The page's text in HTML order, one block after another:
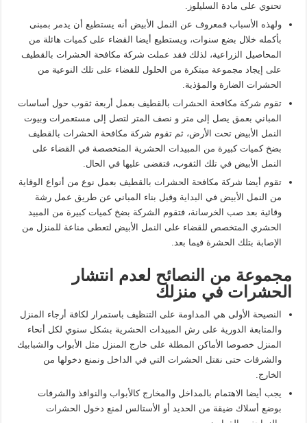
تحتوي على مادة السليلوز.
ولهذه الأسباب فمعروف عن النمل الأبيض أنه يستطيع أن يدمر بمبنى
بأكمله خلال بضع سنوات، ويستطيع أيضا القضاء على كميات هائلة من
المحاصيل الزراعية، لذلك فقد عملت شركة مكافحة الحشرات بالقطيف
على إيجاد مجموعة مبتكرة من الحلول للقضاء على تلك النوعية من
الحشرات الضارة والمؤذية.
تقوم شركة مكافحة الحشرات بالقطيف بعمل أربعة ثقوب حول أساسات
المباني بعمق يصل إلى متر و نصف المتر لتصل إلى مستعمرات وبيوت
النمل الأبيض تحت الأرض، ثم تقوم شركة مكافحة الحشرات بالقطيف
بضخ كميات كبيرة من المبيدات الحشرية المتخصصة في القضاء على
النمل الأبيض في تلك الثقوب، فتقضى عليها في الحال.
تقوم أيضا شركة مكافحة الحشرات بالقطيف بعمل نوع من أنواع الوقاية
من النمل الأبيض في البداية وقبل بناء المباني عن طريق عمل رشة
وقائية بعد صب الخرسانة، فتقوم الشركة بضخ كميات كبيرة من المبيد
الحشري المتخصص للقضاء على النمل الأبيض لتعطى مناعة للمنزل من
الإصابة بتلك الحشرة فيما بعد.
مجموعة من النصائح لعدم انتشار
الحشرات في منزلك
النصيحة الأولى هي المداومة على التنظيف باستمرار لكافة أرجاء المنزل
والمتابعة الدورية على رش المبيدات الحشرية بشكل سنوي لكل أنحاء
المنزل خصوصا الأماكن المطلة على خارج المنزل مثل الأبواب والشبابيك
والشرفات حتى نقتل الحشرات التي في الداخل ونمنع دخولها من
الخارج.
يجب أيضا الاهتمام بالمداخل والمخارج كالأبواب والنوافذ والشرفات
بوضع أسلاك ضيقة من الحديد أو الأستالس لمنع دخول الحشرات